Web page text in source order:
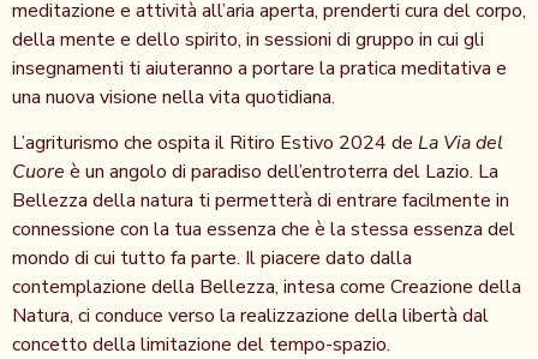
meditazione e attività all’aria aperta, prenderti cura del corpo,
della mente e dello spirito, in sessioni di gruppo in cui gli
insegnamenti ti aiuteranno a portare la pratica meditativa e
una nuova visione nella vita quotidiana.
L’agriturismo che ospita il Ritiro Estivo 2024 de La Via del
Cuore è un angolo di paradiso dell’entroterra del Lazio. La
Bellezza della natura ti permetterà di entrare facilmente in
connessione con la tua essenza che è la stessa essenza del
mondo di cui tutto fa parte. Il piacere dato dalla
contemplazione della Bellezza, intesa come Creazione della
Natura, ci conduce verso la realizzazione della libertà dal
concetto della limitazione del tempo-spazio.